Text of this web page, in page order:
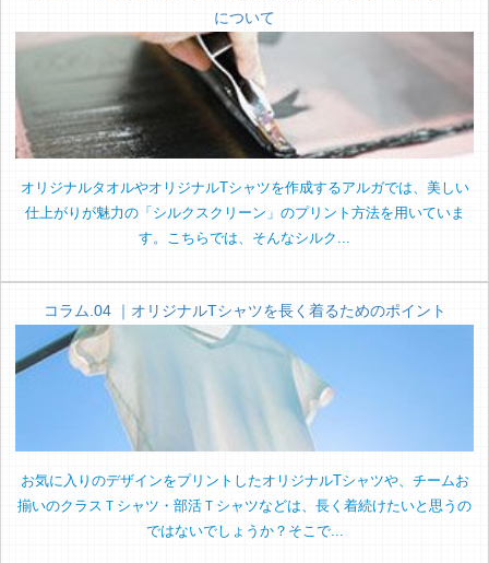
について
オリジナルタオルやオリジナルTシャツを作成するアルガでは、美しい
仕上がりが魅力の「シルクスクリーン」のプリント方法を用いていま
す。こちらでは、そんなシルク...
コラム.04 ｜オリジナルTシャツを長く着るためのポイント
お気に入りのデザインをプリントしたオリジナルTシャツや、チームお
揃いのクラスＴシャツ・部活Ｔシャツなどは、長く着続けたいと思うの
ではないでしょうか？そこで...